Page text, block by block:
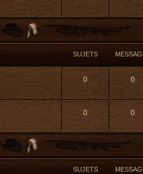
SUJETS
0 0
0 0
SUJETS